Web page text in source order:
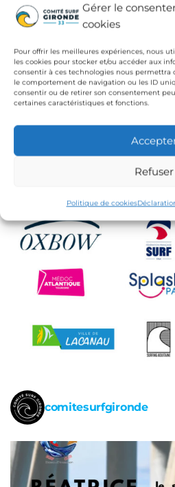
Gérer le
cookies
Pour offrir les meilleures expériences, nous
les cookies pour stocker et/ou accéder aux
consentir à ces technologies nous permettra
le comportement de navigation ou les ID
consentir ou de retirer son consentement
certaines caractéristiques et fonctions.
Refuser
Politique de cookies
Conseil Départemental de la
CdC Médoc Atlantique
comitesurfgironde